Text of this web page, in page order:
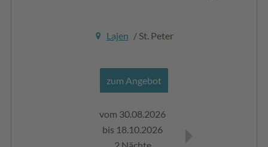
Lajen / St. Peter
zum Angebot
vom 30.08.2026
bis 18.10.2026